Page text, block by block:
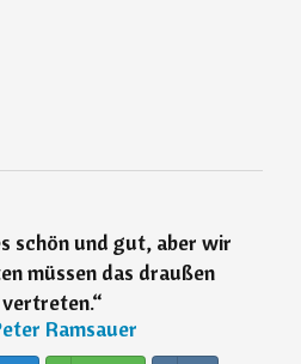
schön und gut, aber wir
müssen das draußen
vertreten.“
Ramsauer